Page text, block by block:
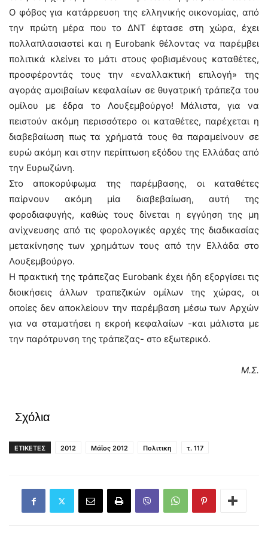
Ο φόβος για κατάρρευση της ελληνικής οικονομίας, από
την πρώτη μέρα που το ΔΝΤ έφτασε στη χώρα, έχει
πολλαπλασιαστεί και η Eurobank θέλοντας να παρέμβει
πολιτικά κλείνει το μάτι στους φοβισμένους καταθέτες,
προσφέροντάς τους την «εναλλακτική επιλογή» της
αγοράς αμοιβαίων κεφαλαίων σε θυγατρική τράπεζα του
ομίλου με έδρα το Λουξεμβούργο! Μάλιστα, για να
πειστούν ακόμη περισσότερο οι καταθέτες, παρέχεται η
διαβεβαίωση πως τα χρήματά τους θα παραμείνουν σε
ευρώ ακόμη και στην περίπτωση εξόδου της Ελλάδας από
την Ευρωζώνη.
Στο αποκορύφωμα της παρέμβασης, οι καταθέτες
παίρνουν ακόμη μία διαβεβαίωση, αυτή της
φοροδιαφυγής, καθώς τους δίνεται η εγγύηση της μη
ανίχνευσης από τις φορολογικές αρχές της διαδικασίας
μετακίνησης των χρημάτων τους από την Ελλάδα στο
Λουξεμβούργο.
Η πρακτική της τράπεζας Eurobank έχει ήδη εξοργίσει τις
διοικήσεις άλλων τραπεζικών ομίλων της χώρας, οι
οποίες δεν αποκλείουν την παρέμβαση μέσω των Αρχών
για να σταματήσει η εκροή κεφαλαίων -και μάλιστα με
την παρότρυνση της τράπεζας- στο εξωτερικό.
Μ.Σ.
Σχόλια
ΕΤΙΚΕΤΕΣ 2012 Μάϊος 2012 Πολιτικη τ. 117